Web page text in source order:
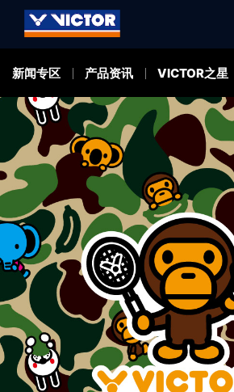
新闻专区 产品资讯 VICTOR之星